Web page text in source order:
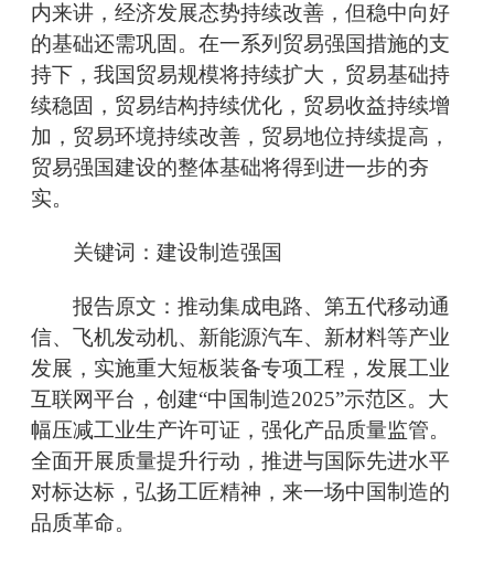
内来讲，经济发展态势持续改善，但稳中向好
的基础还需巩固。在一系列贸易强国措施的支
持下，我国贸易规模将持续扩大，贸易基础持
续稳固，贸易结构持续优化，贸易收益持续增
加，贸易环境持续改善，贸易地位持续提高，
贸易强国建设的整体基础将得到进一步的夯
实。
关键词：建设制造强国
报告原文：推动集成电路、第五代移动通
信、飞机发动机、新能源汽车、新材料等产业
发展，实施重大短板装备专项工程，发展工业
互联网平台，创建“中国制造2025”示范区。大
幅压减工业生产许可证，强化产品质量监管。
全面开展质量提升行动，推进与国际先进水平
对标达标，弘扬工匠精神，来一场中国制造的
品质革命。